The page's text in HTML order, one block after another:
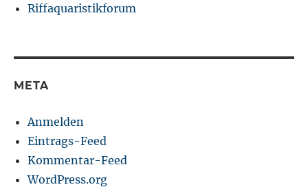
Riffaquaristikforum
META
Anmelden
Eintrags-Feed
Kommentar-Feed
WordPress.org